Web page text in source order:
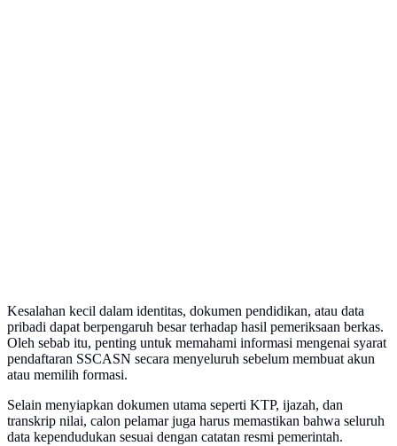
Kesalahan kecil dalam identitas, dokumen pendidikan, atau data
pribadi dapat berpengaruh besar terhadap hasil pemeriksaan berkas.
Oleh sebab itu, penting untuk memahami informasi mengenai syarat
pendaftaran SSCASN secara menyeluruh sebelum membuat akun
atau memilih formasi.
Selain menyiapkan dokumen utama seperti KTP, ijazah, dan
transkrip nilai, calon pelamar juga harus memastikan bahwa seluruh
data kependudukan sesuai dengan catatan resmi pemerintah.